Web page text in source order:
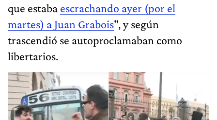
que estaba escrachando ayer (por el
martes) a Juan Grabois", y según
trascendió se autoproclamaban como
libertarios.